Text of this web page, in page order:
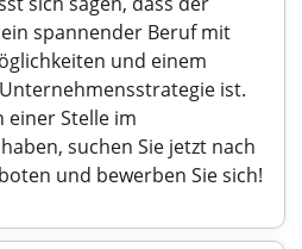
spannender Beruf mit
und einem
ist.
einer Stelle im
suchen Sie jetzt nach
und bewerben Sie sich!